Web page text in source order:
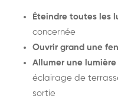
Éteindre toutes les
concernée
Ouvrir grand une
Allumer une lumière
éclairage de
sortie